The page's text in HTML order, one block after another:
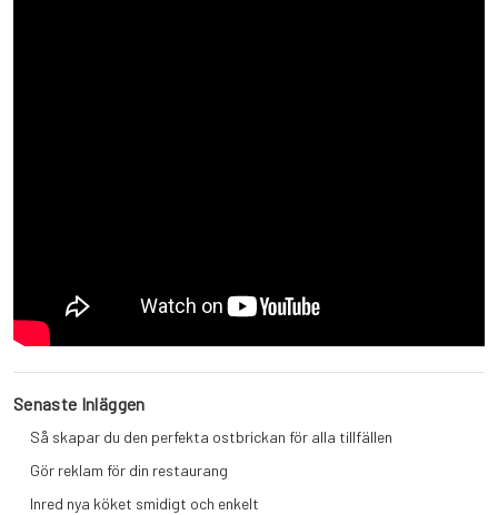
Senaste Inläggen
Så skapar du den perfekta ostbrickan för alla tillfällen
Gör reklam för din restaurang
Inred nya köket smidigt och enkelt